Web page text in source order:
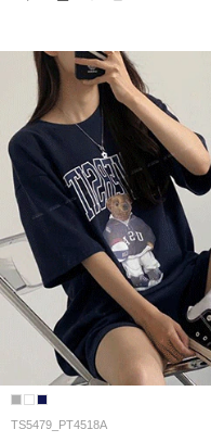
TS5479_PT4518A